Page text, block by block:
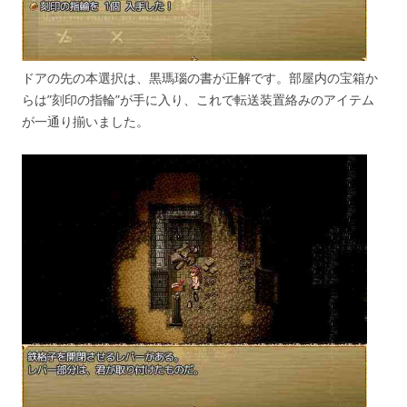
ドアの先の本選択は、黒瑪瑙の書が正解です。部屋内の宝箱か
らは”刻印の指輪”が手に入り、これで転送装置絡みのアイテム
が一通り揃いました。